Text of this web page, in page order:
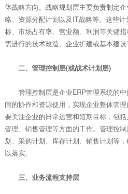
体战略方向。战略规划层主要负责制定
略、资源分配计划以及IT战略等。这些
标、市场占有率、营业额、利润等关键
需进行的技术改造、企业扩建或基本建设
二、管理控制层(或战术计划层)
管理控制层是企业ERP管理系统的中
间的协作和资源使用，实现企业整体管
要关注企业的日常运营和短期目标，包
管理、销售管理等方面的工作。管理控
划、采购计划、库存计划、销售计划等
以落实。
三、业务流程支持层